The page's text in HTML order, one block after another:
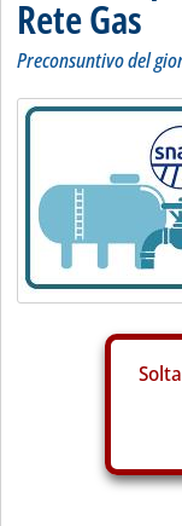
Rete Gas
Preconsuntivo del